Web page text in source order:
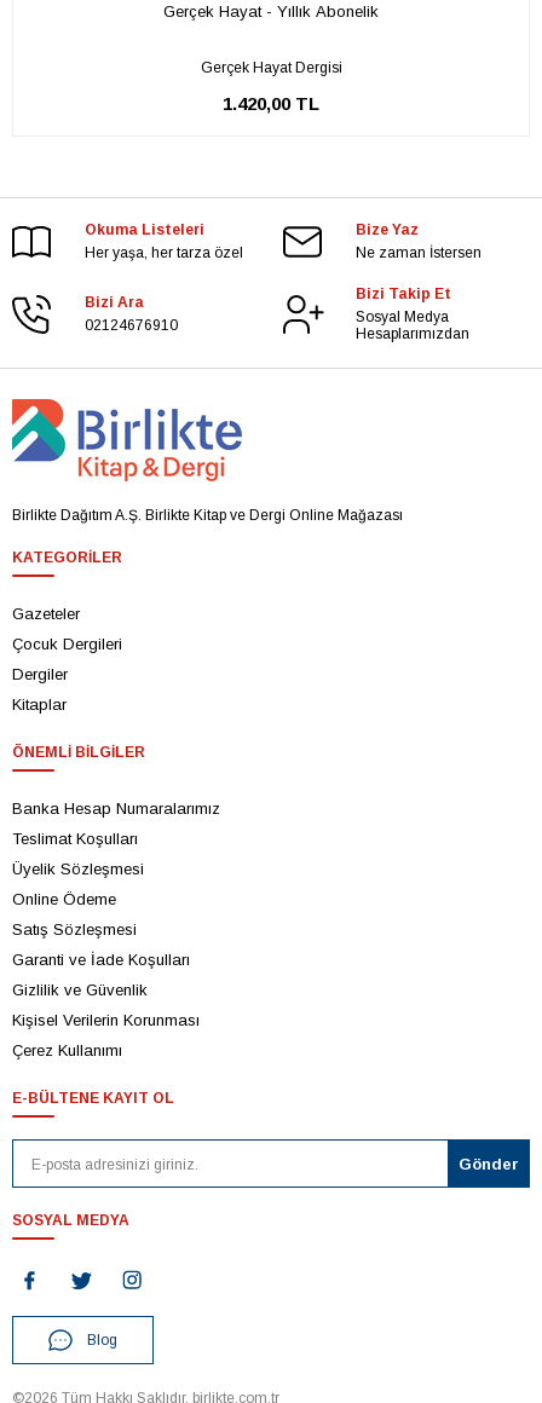
Gerçek Hayat - Yıllık Abonelik
Gerçek Hayat Dergisi
1.420,00 TL
Okuma Listeleri
Her yaşa, her tarza özel
Bize Yaz
Ne zaman İstersen
Bizi Ara
02124676910
Bizi Takip Et
Sosyal Medya
Hesaplarımızdan
Birlikte Dağıtım A.Ş. Birlikte Kitap ve Dergi Online Mağazası
KATEGORILER
Gazeteler
Çocuk Dergileri
Dergiler
Kitaplar
ÖNEMLI BILGILER
Banka Hesap Numaralarımız
Teslimat Koşulları
Üyelik Sözleşmesi
Online Ödeme
Satış Sözleşmesi
Garanti ve İade Koşulları
Gizlilik ve Güvenlik
Kişisel Verilerin Korunması
Çerez Kullanımı
E-BÜLTENE KAYIT OL
SOSYAL MEDYA
Blog
©2026 Tüm Hakkı Saklıdır. birlikte.com.tr